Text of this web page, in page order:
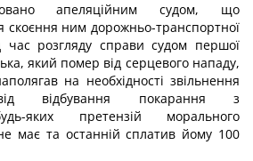
апеляційним судом, що
скоєння ним дорожньо-транспортної
розгляду справи судом першої
який помер від серцевого нападу,
на необхідності звільнення
відбування покарання з
яких претензій морального
має та останній сплатив йому 100